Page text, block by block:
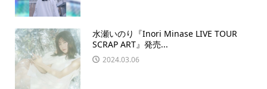
水瀬いのり『Inori Minase LIVE TOUR
SCRAP ART』発売...
2024.03.06